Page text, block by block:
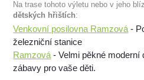
Na trase tohoto výletu nebo v jeho
dětských hřištích:
Venkovní posilovna Ramzová -
železniční stanice
Ramzová - Velmi pěkné moderní
zábavy pro vaše děti.